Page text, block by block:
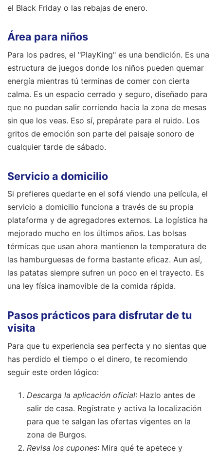
el Black Friday o las rebajas de enero.
Área para niños
Para los padres, el "PlayKing" es una bendición. Es una
estructura de juegos donde los niños pueden quemar
energía mientras tú terminas de comer con cierta
calma. Es un espacio cerrado y seguro, diseñado para
que no puedan salir corriendo hacia la zona de mesas
sin que los veas. Eso sí, prepárate para el ruido. Los
gritos de emoción son parte del paisaje sonoro de
cualquier tarde de sábado.
Servicio a domicilio
Si prefieres quedarte en el sofá viendo una película, el
servicio a domicilio funciona a través de su propia
plataforma y de agregadores externos. La logística ha
mejorado mucho en los últimos años. Las bolsas
térmicas que usan ahora mantienen la temperatura de
las hamburguesas de forma bastante eficaz. Aun así,
las patatas siempre sufren un poco en el trayecto. Es
una ley física inamovible de la comida rápida.
Pasos prácticos para disfrutar de tu
visita
Para que tu experiencia sea perfecta y no sientas que
has perdido el tiempo o el dinero, te recomiendo
seguir este orden lógico:
Descarga la aplicación oficial: Hazlo antes de
salir de casa. Regístrate y activa la localización
para que te salgan las ofertas vigentes en la
zona de Burgos.
Revisa los cupones: Mira qué te apetece y